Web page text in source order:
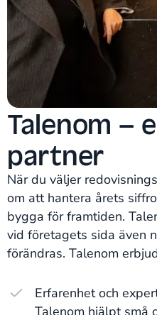
Talenom –
partner
När du väljer
om att hantera årets
bygga för framtiden.
vid företagets sida även
förändras. Talenom
Erfarenhet och
Talenom hjälpt små